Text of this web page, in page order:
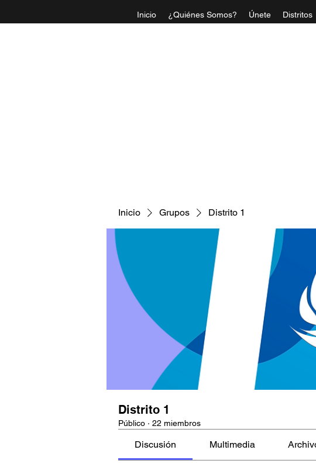
Inicio ¿Quiénes Somos? Únete Distritos
Inicio Grupos Distrito 1
Distrito 1
Público · 22 miembros
Discusión Multimedia